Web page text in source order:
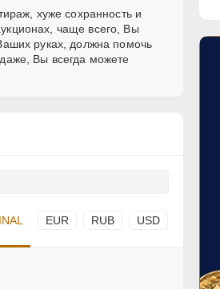
хуже сохранность и
чаще всего, Вы
руках, должна помочь
Вы всегда можете
EUR RUB USD